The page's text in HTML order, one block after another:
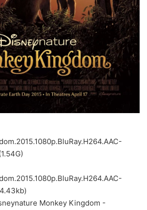
Monkey Kingdom -